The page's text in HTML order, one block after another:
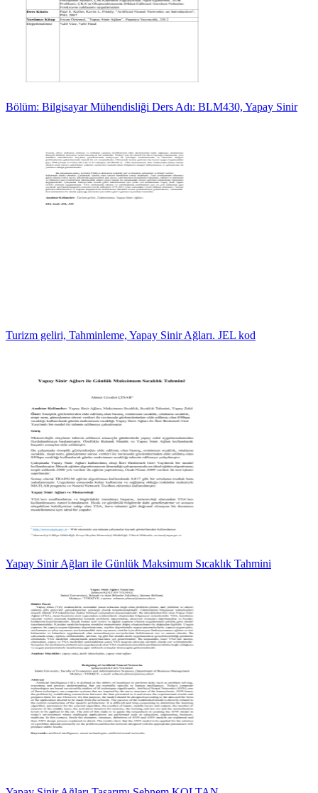
Bölüm: Bilgisayar Mühendisliği Ders Adı: BLM430, Yapay Sinir
Turizm geliri, Tahminleme, Yapay Sinir Ağları. JEL kod
Yapay Sinir Ağları ile Günlük Maksimum Sıcaklık Tahmini